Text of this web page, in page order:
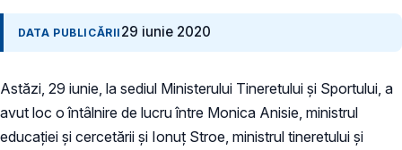
DATA PUBLICĂRII 29 iunie 2020
Astăzi, 29 iunie, la sediul Ministerului Tineretului și Sportului, a
avut loc o întâlnire de lucru între Monica Anisie, ministrul
educației și cercetării și Ionuț Stroe, ministrul tineretului și